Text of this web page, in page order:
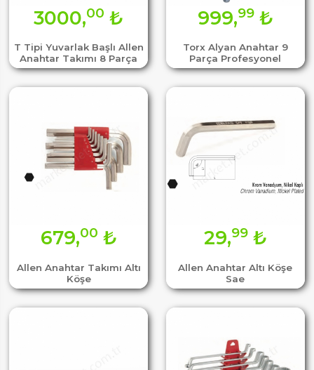
T Tipi Yuvarlak Başlı Allen
Anahtar Takımı 8 Parça
3000,00 ₺
Torx Alyan Anahtar 9
Parça Profesyonel
999,99₺
Allen Anahtar Takımı Altı
Köşe
679,00 ₺
Allen Anahtar Altı Köşe
Sae
29,99₺